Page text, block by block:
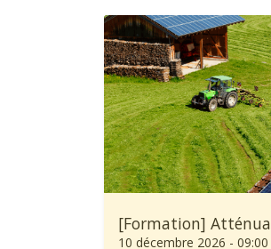
10 décembre 2026 - 09:00